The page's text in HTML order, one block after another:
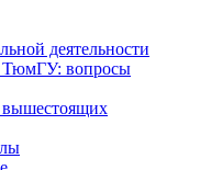
деятельности
ТюмГУ: вопросы